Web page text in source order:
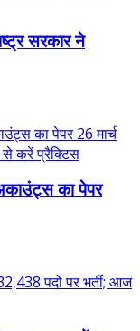
सरकार ने
का पेपर